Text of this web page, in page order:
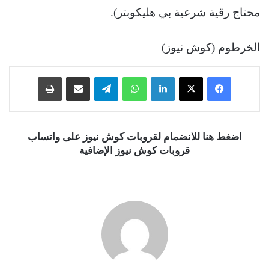
محتاج رقية شرعية بي هليكوبتر).
الخرطوم (كوش نيوز)
فيسبوك ‫X لينكدإن واتساب تيلقرام
اضغط هنا للانضمام لقروبات كوش نيوز على واتساب
قروبات كوش نيوز الإضافية